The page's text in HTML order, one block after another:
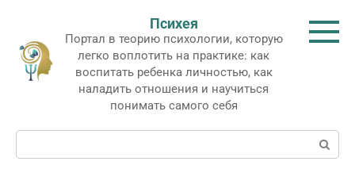
контенту
Психея
Портал в теорию психологии, которую
легко воплотить на практике: как
воспитать ребенка личностью, как
наладить отношения и научиться
понимать самого себя
Поиск: